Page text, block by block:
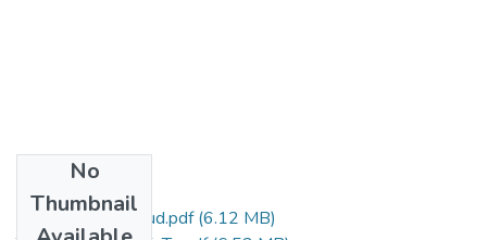
No
Thumbnail
Grdo de Similitud.pdf(6.12 MB)